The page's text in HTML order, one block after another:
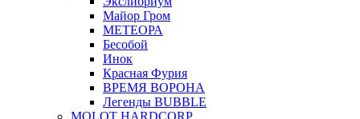
Майор Гром
МЕТЕОРА
Бесобой
Инок
Красная Фурия
ВРЕМЯ ВОРОНА
Легенды BUBBLE
MOLOT HARDCORP